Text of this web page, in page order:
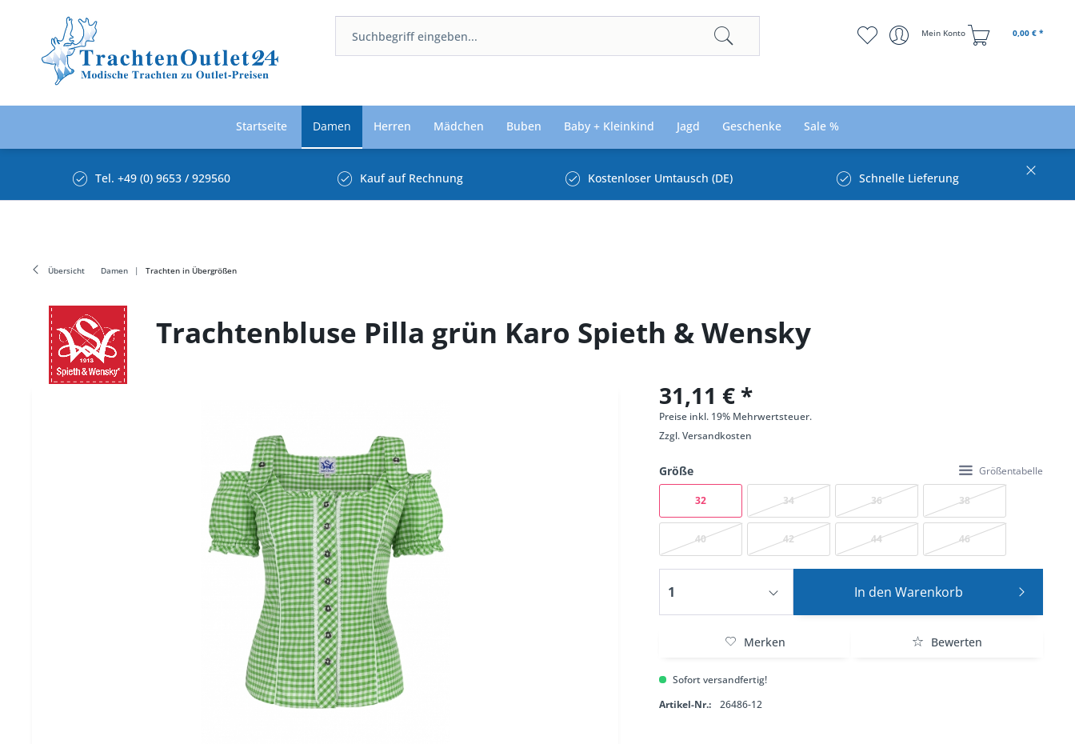
Mein Konto 0,00 € *
Startseite Damen Herren Mädchen Buben Baby + Kleinkind Jagd Geschenke Sale %
Tel. +49 (0) 9653 / 929560 Kauf auf Rechnung Kostenloser Umtausch (DE) Schnelle Lieferung
Übersicht Damen Trachten in Übergrößen
Trachtenbluse Pilla grün Karo Spieth & Wensky
31,11 € *
Preise inkl. 19% Mehrwertsteuer.
Zzgl.Versandkosten
Größe Größentabelle
32 34 36 38
40 42 44 46
In den Warenkorb
Merken Bewerten
Sofort versandfertig!
Artikel-Nr.:
26486-12